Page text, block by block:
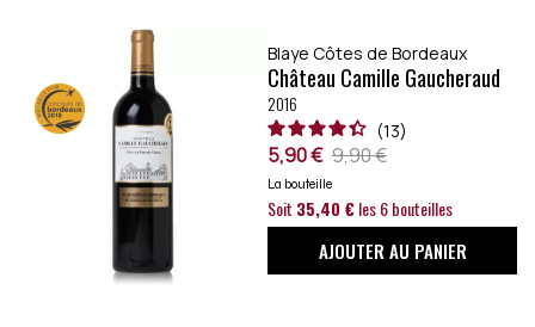
Blaye Côtes de Bordeaux
Château Camille Gaucheraud
2016
13
5,90 € 9,90 €
La bouteille
Soit 35,40 €les 6 bouteilles
AJOUTER AU PANIER